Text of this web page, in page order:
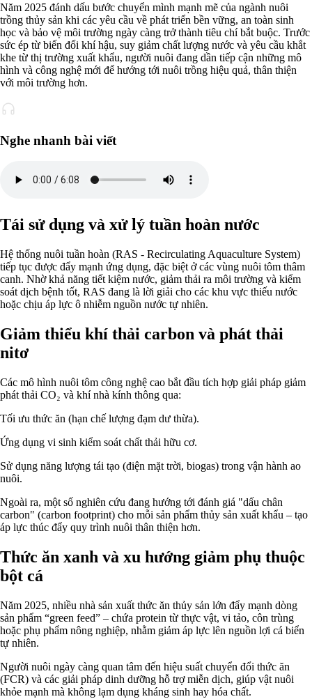
Năm 2025 đánh dấu bước chuyển mình mạnh mẽ của ngành nuôi
trồng thủy sản khi các yêu cầu về phát triển bền vững, an toàn sinh
học và bảo vệ môi trường ngày càng trở thành tiêu chí bắt buộc. Trước
sức ép từ biến đổi khí hậu, suy giảm chất lượng nước và yêu cầu khắt
khe từ thị trường xuất khẩu, người nuôi đang dần tiếp cận những mô
hình và công nghệ mới để hướng tới nuôi trồng hiệu quả, thân thiện
với môi trường hơn.
Nghe nhanh bài viết
Tái sử dụng và xử lý tuần hoàn nước
Hệ thống nuôi tuần hoàn (RAS - Recirculating Aquaculture System)
tiếp tục được đẩy mạnh ứng dụng, đặc biệt ở các vùng nuôi tôm thâm
canh. Nhờ khả năng tiết kiệm nước, giảm thải ra môi trường và kiểm
soát dịch bệnh tốt, RAS đang là lời giải cho các khu vực thiếu nước
hoặc chịu áp lực ô nhiễm nguồn nước tự nhiên.
Giảm thiểu khí thải carbon và phát thải
nitơ
Các mô hình nuôi tôm công nghệ cao bắt đầu tích hợp giải pháp giảm
phát thải CO₂ và khí nhà kính thông qua:
Tối ưu thức ăn (hạn chế lượng đạm dư thừa).
Ứng dụng vi sinh kiểm soát chất thải hữu cơ.
Sử dụng năng lượng tái tạo (điện mặt trời, biogas) trong vận hành ao
nuôi.
Ngoài ra, một số nghiên cứu đang hướng tới đánh giá "dấu chân
carbon" (carbon footprint) cho mỗi sản phẩm thủy sản xuất khẩu – tạo
áp lực thúc đẩy quy trình nuôi thân thiện hơn.
Thức ăn xanh và xu hướng giảm phụ thuộc
bột cá
Năm 2025, nhiều nhà sản xuất thức ăn thủy sản lớn đẩy mạnh dòng
sản phẩm “green feed” – chứa protein từ thực vật, vi tảo, côn trùng
hoặc phụ phẩm nông nghiệp, nhằm giảm áp lực lên nguồn lợi cá biển
tự nhiên.
Người nuôi ngày càng quan tâm đến hiệu suất chuyển đổi thức ăn
(FCR) và các giải pháp dinh dưỡng hỗ trợ miễn dịch, giúp vật nuôi
khỏe mạnh mà không lạm dụng kháng sinh hay hóa chất.